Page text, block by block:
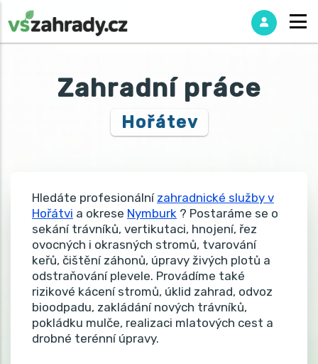
Zahradní práce
Hořátev
Hledáte profesionální zahradnické služby v
Hořátvi a okrese Nymburk ? Postaráme se o
sekání trávníků, vertikutaci, hnojení, řez
ovocných i okrasných stromů, tvarování
keřů, čištění záhonů, úpravy živých plotů a
odstraňování plevele. Provádíme také
rizikové kácení stromů, úklid zahrad, odvoz
bioodpadu, zakládání nových trávníků,
pokládku mulče, realizaci mlatových cest a
drobné terénní úpravy.